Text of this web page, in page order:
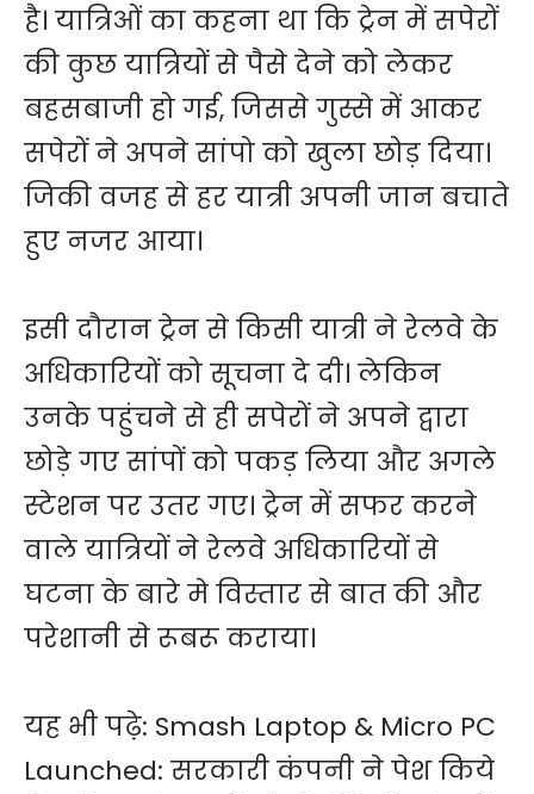
है। यात्रिओं का कहना था कि ट्रेन में सपेरों
की कुछ यात्रियों से पैसे देने को लेकर
बहसबाजी हो गई, जिससे गुस्से में आकर
सपेरों ने अपने सांपो को खुला छोड़ दिया।
जिकी वजह से हर यात्री अपनी जान बचाते
हुए नजर आया।
इसी दौरान ट्रेन से किसी यात्री ने रेलवे के
अधिकारियों को सूचना दे दी। लेकिन
उनके पहुंचने से ही सपेरों ने अपने द्वारा
छोड़े गए सांपों को पकड़ लिया और अगले
स्टेशन पर उतर गए। ट्रेन में सफर करने
वाले यात्रियों ने रेलवे अधिकारियों से
घटना के बारे मे विस्तार से बात की और
परेशानी से रूबरू कराया।
यह भी पढ़े: Smash Laptop & Micro PC
Launched: सरकारी कंपनी ने पेश किये